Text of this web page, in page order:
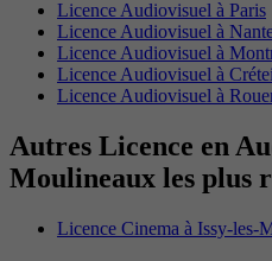
Licence Audiovisuel à Paris
Licence Audiovisuel à
Licence Audiovisuel à
Licence Audiovisuel à
Licence Audiovisuel à
Autres Licence en
Moulineaux les plus
Licence Cinema à Issy-les-